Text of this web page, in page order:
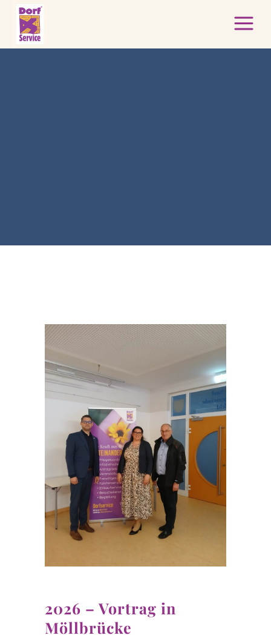
2026 – Vortrag in
Möllbrücke